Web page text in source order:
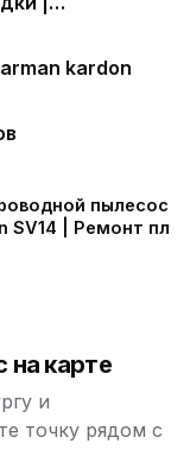
kardon
пылесос
SV14 | Ремонт
на карте
и
точку рядом с